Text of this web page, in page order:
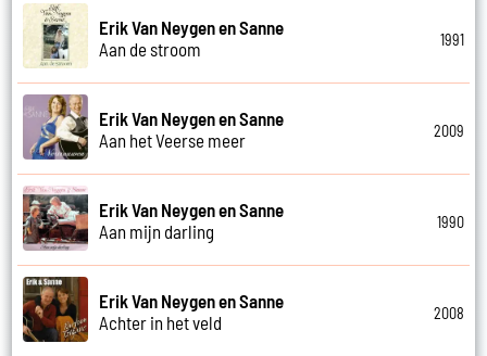
Erik Van Neygen en Sanne
Aan de stroom
1991
Erik Van Neygen en Sanne
Aan het Veerse meer
2009
Erik Van Neygen en Sanne
Aan mijn darling
1990
Erik Van Neygen en Sanne
Achter in het veld
2008